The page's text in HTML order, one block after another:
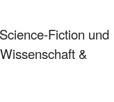
Fiction und
&